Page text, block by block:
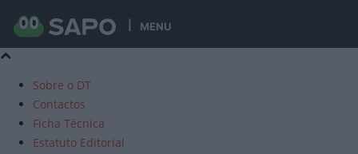
MENU
Sobre o DT
Contactos
Ficha Técnica
Estatuto Editorial